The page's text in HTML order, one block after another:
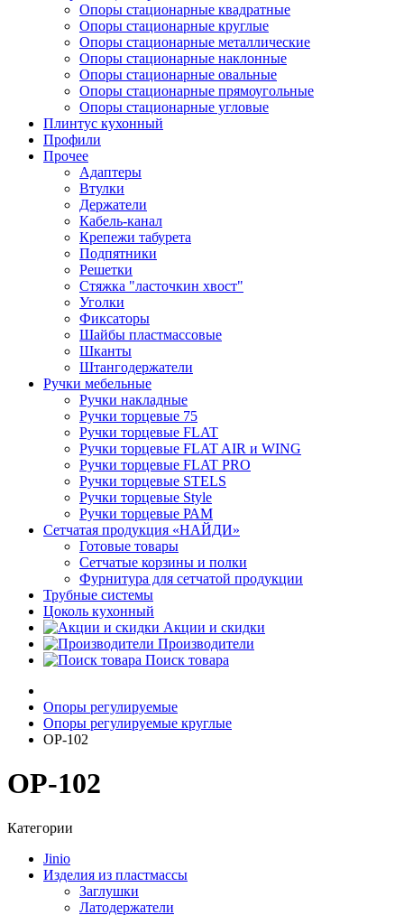
Опоры стационарные квадратные
Опоры стационарные круглые
Опоры стационарные металлические
Опоры стационарные наклонные
Опоры стационарные овальные
Опоры стационарные прямоугольные
Опоры стационарные угловые
Плинтус кухонный
Профили
Прочее
Адаптеры
Втулки
Держатели
Кабель-канал
Крепежи табурета
Подпятники
Решетки
Стяжка "ласточкин хвост"
Уголки
Фиксаторы
Шайбы пластмассовые
Шканты
Штангодержатели
Ручки мебельные
Ручки накладные
Ручки торцевые 75
Ручки торцевые FLAT
Ручки торцевые FLAT AIR и WING
Ручки торцевые FLAT PRO
Ручки торцевые STELS
Ручки торцевые Style
Ручки торцевые РАМ
Сетчатая продукция «НАЙДИ»
Готовые товары
Сетчатые корзины и полки
Фурнитура для сетчатой продукции
Трубные системы
Цоколь кухонный
Акции и скидки
Производители
Поиск товара
Опоры регулируемые
Опоры регулируемые круглые
ОР-102
ОР-102
Категории
Jinio
Изделия из пластмассы
Заглушки
Латодержатели